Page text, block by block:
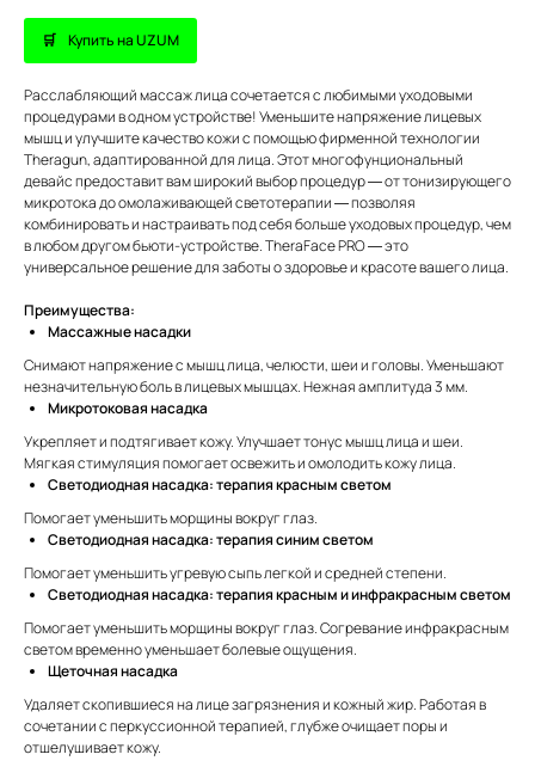
Купить на UZUM
Расслабляющий массаж лица сочетается с любимыми уходовыми
процедурами в одном устройстве! Уменьшите напряжение лицевых
мышц и улучшите качество кожи с помощью фирменной технологии
Theragun, адаптированной для лица. Этот многофунциональный
девайс предоставит вам широкий выбор процедур — от тонизирующего
микротока до омолаживающей светотерапии — позволяя
комбинировать и настраивать под себя больше уходовых процедур, чем
в любом другом бьюти-устройстве. TheraFace PRO — это
универсальное решение для заботы о здоровье и красоте вашего лица.
Преимущества:
Массажные насадки
Снимают напряжение с мышц лица, челюсти, шеи и головы. Уменьшают
незначительную боль в лицевых мышцах. Нежная амплитуда 3 мм.
Микротоковая насадка
Укрепляет и подтягивает кожу. Улучшает тонус мышц лица и шеи.
Мягкая стимуляция помогает освежить и омолодить кожу лица.
Светодиодная насадка: терапия красным светом
Помогает уменьшить морщины вокруг глаз.
Светодиодная насадка: терапия синим светом
Помогает уменьшить угревую сыпь легкой и средней степени.
Светодиодная насадка: терапия красным и инфракрасным светом
Помогает уменьшить морщины вокруг глаз. Согревание инфракрасным
светом временно уменьшает болевые ощущения.
Щеточная насадка
Удаляет скопившиеся на лице загрязнения и кожный жир. Работая в
сочетании с перкуссионной терапией, глубже очищает поры и
отшелушивает кожу.